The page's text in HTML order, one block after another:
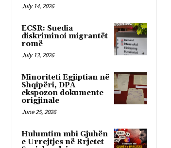
July 14, 2026
ECSR: Suedia
diskriminoi migrantët
romë
July 13, 2026
Minoriteti Egjiptian në
Shqipëri, DPA
ekspozon dokumente
origjinale
June 25, 2026
Hulumtim mbi Gjuhën
e Urrejtjes në Rrjetet